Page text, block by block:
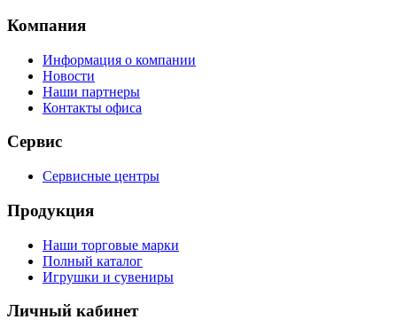
Компания
Информация о компании
Новости
Наши партнеры
Контакты офиса
Сервис
Сервисные центры
Продукция
Наши торговые марки
Полный каталог
Игрушки и сувениры
Личный кабинет